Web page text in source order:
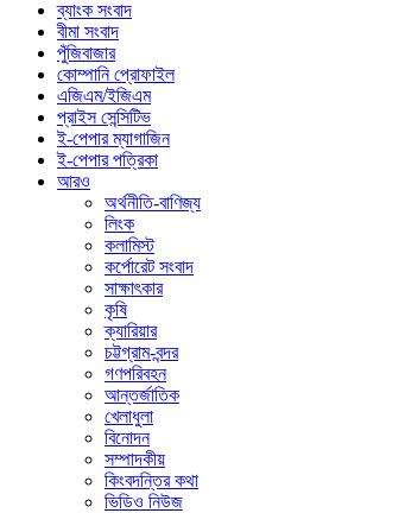
ব্যাংক সংবাদ
বীমা সংবাদ
পুঁজিবাজার
কোম্পানি প্রোফাইল
এজিএম/ইজিএম
প্রাইস সেন্সিটিভ
ই-পেপার ম্যাগাজিন
ই-পেপার পত্রিকা
আরও
অর্থনীতি-বাণিজ্য
লিংক
কলামিস্ট
কর্পোরেট সংবাদ
সাক্ষাৎকার
কৃষি
ক্যারিয়ার
চট্টগ্রাম-বন্দর
গণপরিবহন
আন্তর্জাতিক
খেলাধুলা
বিনোদন
সম্পাদকীয়
কিংবদন্তির কথা
ভিডিও নিউজ